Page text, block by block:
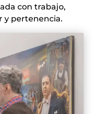
con trabajo,
y pertenencia.